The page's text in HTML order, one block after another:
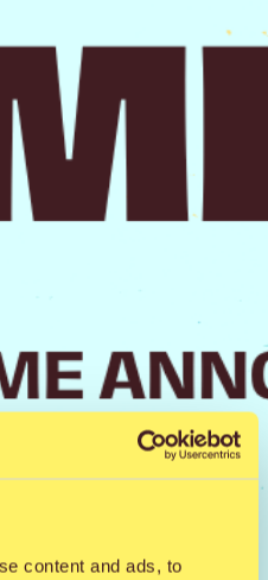
content and ads, to